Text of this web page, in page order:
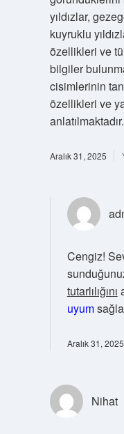
yıldızlar,
kuyruklu
özellikleri ve
bilgiler
cisimlerinin
özellikleri ve
Aralık 31, 2025
Cengiz!
tutarlılığını
uyum
Aralık 31, 2025
Nihat